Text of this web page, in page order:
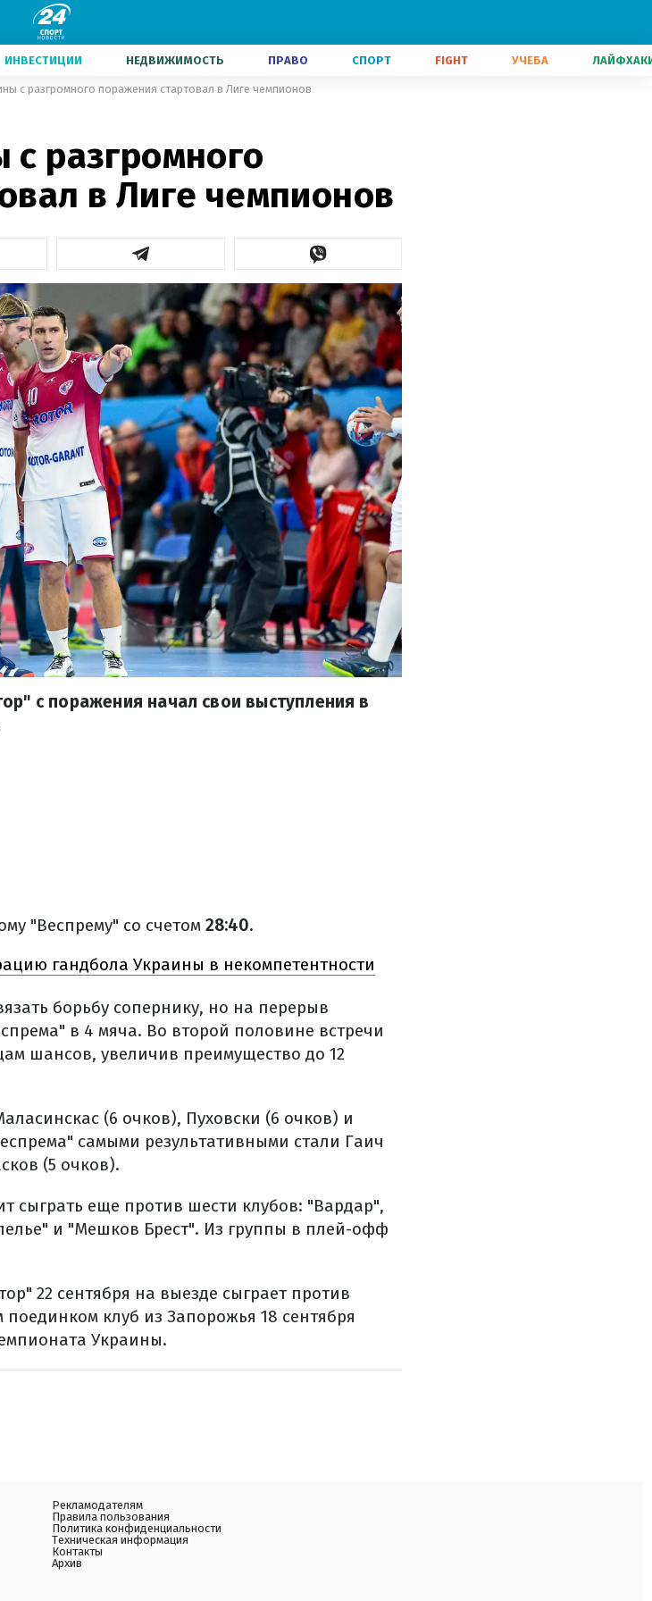
ИНВЕСТИЦИИ НЕДВИЖИМОСТЬ ПРАВО СПОРТ FIGHT УЧЕБА
с разгромного поражения стартовал в Лиге чемпионов
разгромного
в Лиге чемпионов
с поражения начал свои выступления в
"Веспрему" со счетом 28:40.
гандбола Украины в некомпетентности
борьбу сопернику, но на перерыв
в 4 мяча. Во второй половине встречи
шансов, увеличив преимущество до 12
(6 очков), Пуховски (6 очков) и
самыми результативными стали Гаич
(5 очков).
сыграть еще против шести клубов: "Вардар",
и "Мешков Брест". Из группы в плей-офф
22 сентября на выезде сыграет против
клуб из Запорожья 18 сентября
Украины.
Рекламодателям
Правила пользования
Политика конфиденциальности
Техническая информация
Контакты
Архив